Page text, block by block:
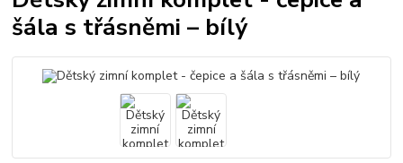
šála s třásněmi – bílý